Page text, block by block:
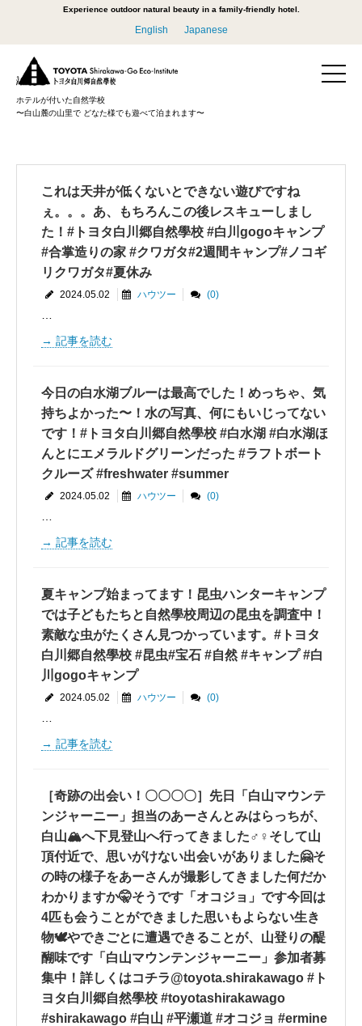
Experience outdoor natural beauty in a family-friendly hotel.
English Japanese
ホテルが付いた自然学校
〜白山麓の山里で どなた様でも遊べて泊まれます〜
これは天井が低くないとできない遊びですね
ぇ。。。あ、もちろんこの後レスキューしまし
た！#トヨタ白川郷自然學校 #白川gogoキャンプ
#合掌造りの家 #クワガタ#2週間キャンプ#ノコギ
リクワガタ#夏休み
2024.05.02 ハウツー (0)
記事を読む
今日の白水湖ブルーは最高でした！めっちゃ、気
持ちよかった〜！水の写真、何にもいじってない
です！#トヨタ白川郷自然學校 #白水湖 #白水湖ほ
んとにエメラルドグリーンだった #ラフトボート
クルーズ #freshwater #summer
2024.05.02 ハウツー (0)
記事を読む
夏キャンプ始まってます！昆虫ハンターキャンプ
では子どもたちと自然學校周辺の昆虫を調査中！
素敵な虫がたくさん見つかっています。#トヨタ
白川郷自然學校 #昆虫#宝石 #自然 #キャンプ #白
川gogoキャンプ
2024.05.02 ハウツー (0)
記事を読む
［奇跡の出会い！〇〇〇〇］先日「白山マウンテ
ンジャーニー」担当のあーさんとみはらっちが、
白山🏔へ下見登山へ行ってきました‍♂️‍♀️そして山
頂付近で、思いがけない出会いがありました🤗そ
の時の様子をあーさんが撮影してきました何だか
わかりますか🤫そうです「オコジョ」です今回は
4匹も会うことができました️思いもよらない生き
物🕊やできごとに遭遇できることが、山登りの醍
醐味です「白山マウンテンジャーニー」参加者募
集中！詳しくはコチラ@toyota.shirakawago #ト
ヨタ白川郷自然學校 #toyotashirakawago
#shirakawago #白山 #平瀬道 #オコジョ #ermine